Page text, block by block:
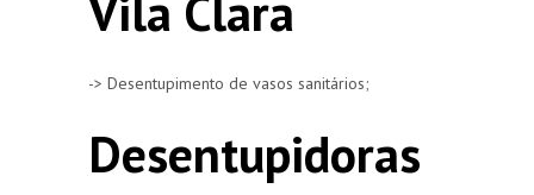
-> Desentupimento de vasos sanitários;
Desentupidoras